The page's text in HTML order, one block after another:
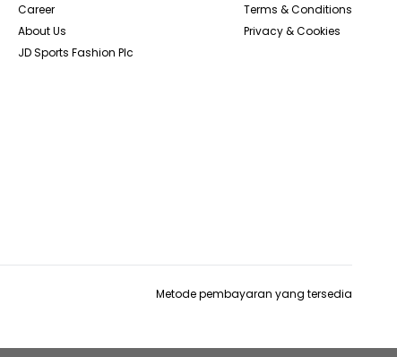
Career
About Us
JD Sports Fashion Plc
Terms & Conditions
Privacy & Cookies
Metode pembayaran yang tersedia